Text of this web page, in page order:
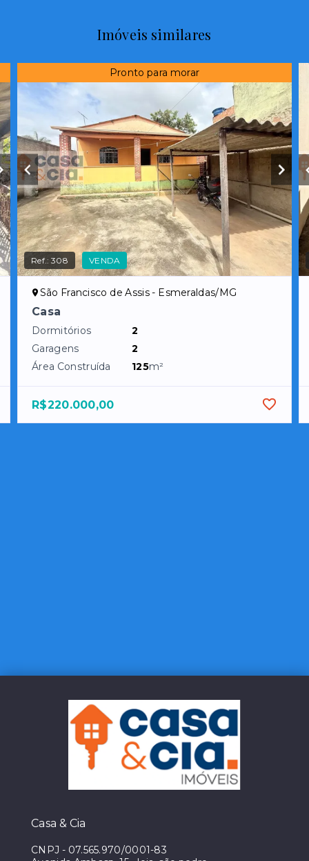
Imóveis similares
Pronto para morar
Ref.:308 VENDA
São Francisco de Assis - Esmeraldas/MG
Casa
Dormitórios
2
Garagens
2
Área Construída
125m²
R$220.000,00
Casa & Cia
CNPJ - 07.565.970/0001-83